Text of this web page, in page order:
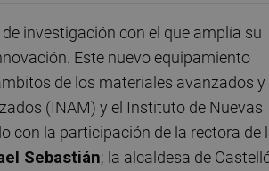
investigación con el que amplía su
Este nuevo equipamiento
de los materiales avanzados y
(INAM) y el Instituto de Nuevas
con la participación de la rectora de
Sebastián; la alcaldesa de